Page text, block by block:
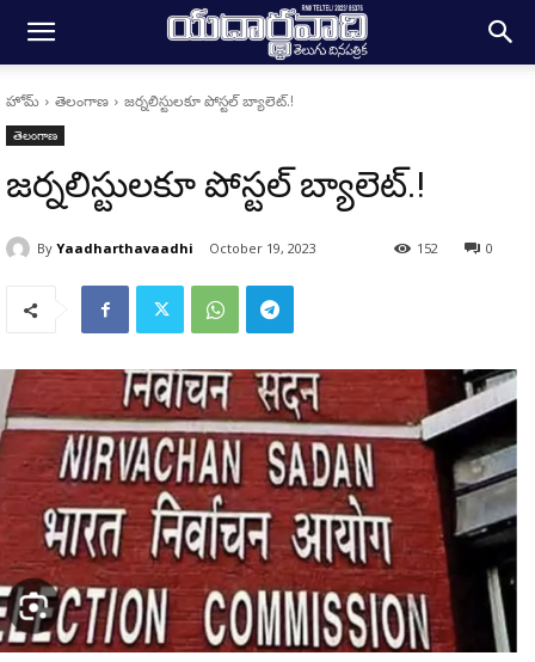
హోమ్ తెలంగాణ జర్నలిస్టులకూ పోస్టల్ బ్యాలెట్.!
తెలంగాణ
జర్నలిస్టులకూ పోస్టల్ బ్యాలెట్.!
By Yaadharthavaadhi October 19, 2023 0
152